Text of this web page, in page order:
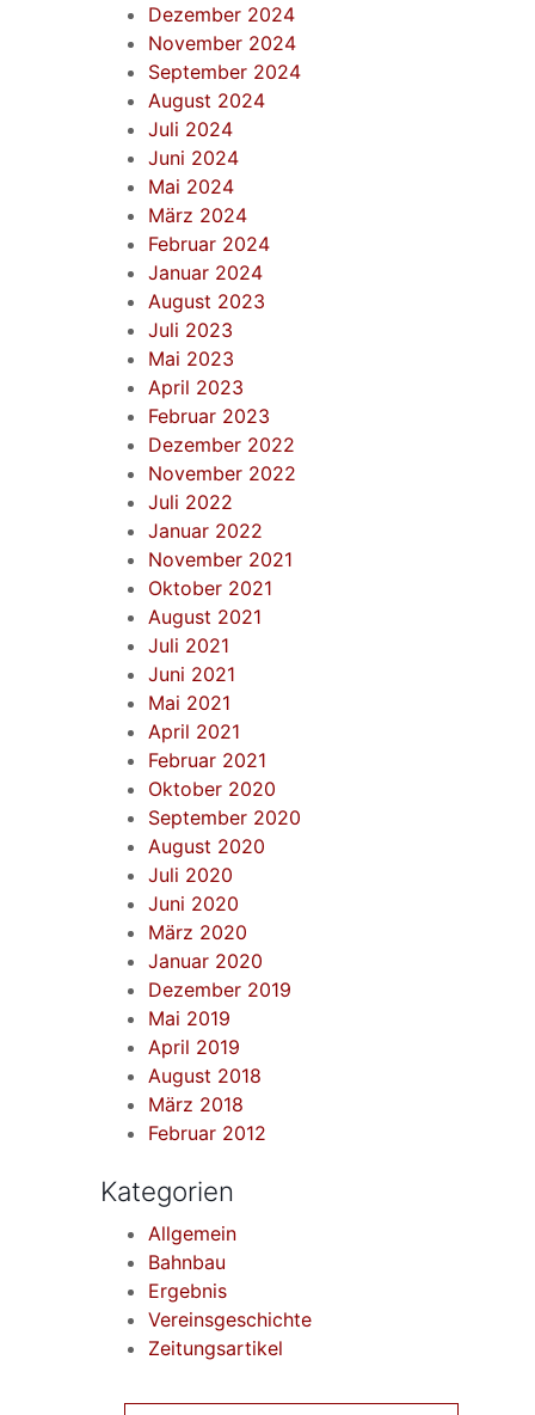
Dezember 2024
November 2024
September 2024
August 2024
Juli 2024
Juni 2024
Mai 2024
März 2024
Februar 2024
Januar 2024
August 2023
Juli 2023
Mai 2023
April 2023
Februar 2023
Dezember 2022
November 2022
Juli 2022
Januar 2022
November 2021
Oktober 2021
August 2021
Juli 2021
Juni 2021
Mai 2021
April 2021
Februar 2021
Oktober 2020
September 2020
August 2020
Juli 2020
Juni 2020
März 2020
Januar 2020
Dezember 2019
Mai 2019
April 2019
August 2018
März 2018
Februar 2012
Kategorien
Allgemein
Bahnbau
Ergebnis
Vereinsgeschichte
Zeitungsartikel